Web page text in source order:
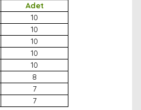
Adet
10
10
10
10
10
8
7
7